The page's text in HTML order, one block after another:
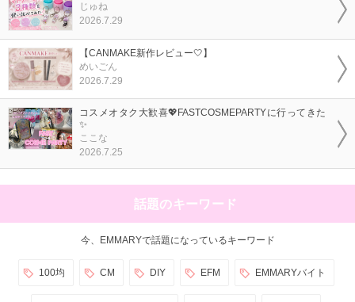
じゅね
2026.7.29
【CANMAKE新作レビュー🤍】
めいごん
2026.7.29
コスメオタク大歓喜💖FASTCOSMEPARTYに行ってきた
✨
ここな
2026.7.25
話題のキーワード
今、EMMARYで話題になっているキーワード
100均 CM DIY EFM EMMARYバイト